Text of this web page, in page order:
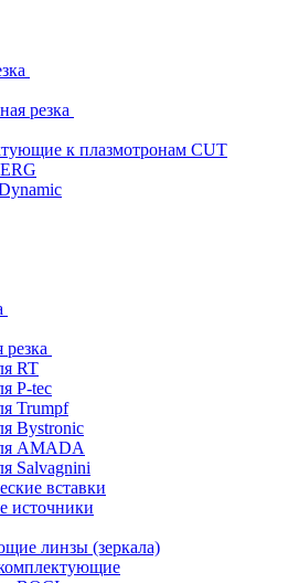
резка
к плазмотронам CUT
резка
RT
P-tec
Trumpf
Bystronic
AMADA
Salvagnini
вставки
источники
линзы (зеркала)